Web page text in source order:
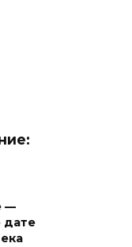
—
дате